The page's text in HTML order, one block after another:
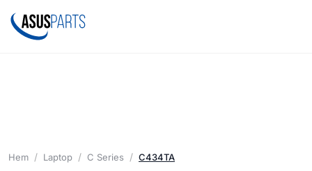
Hem Laptop C Series C434TA